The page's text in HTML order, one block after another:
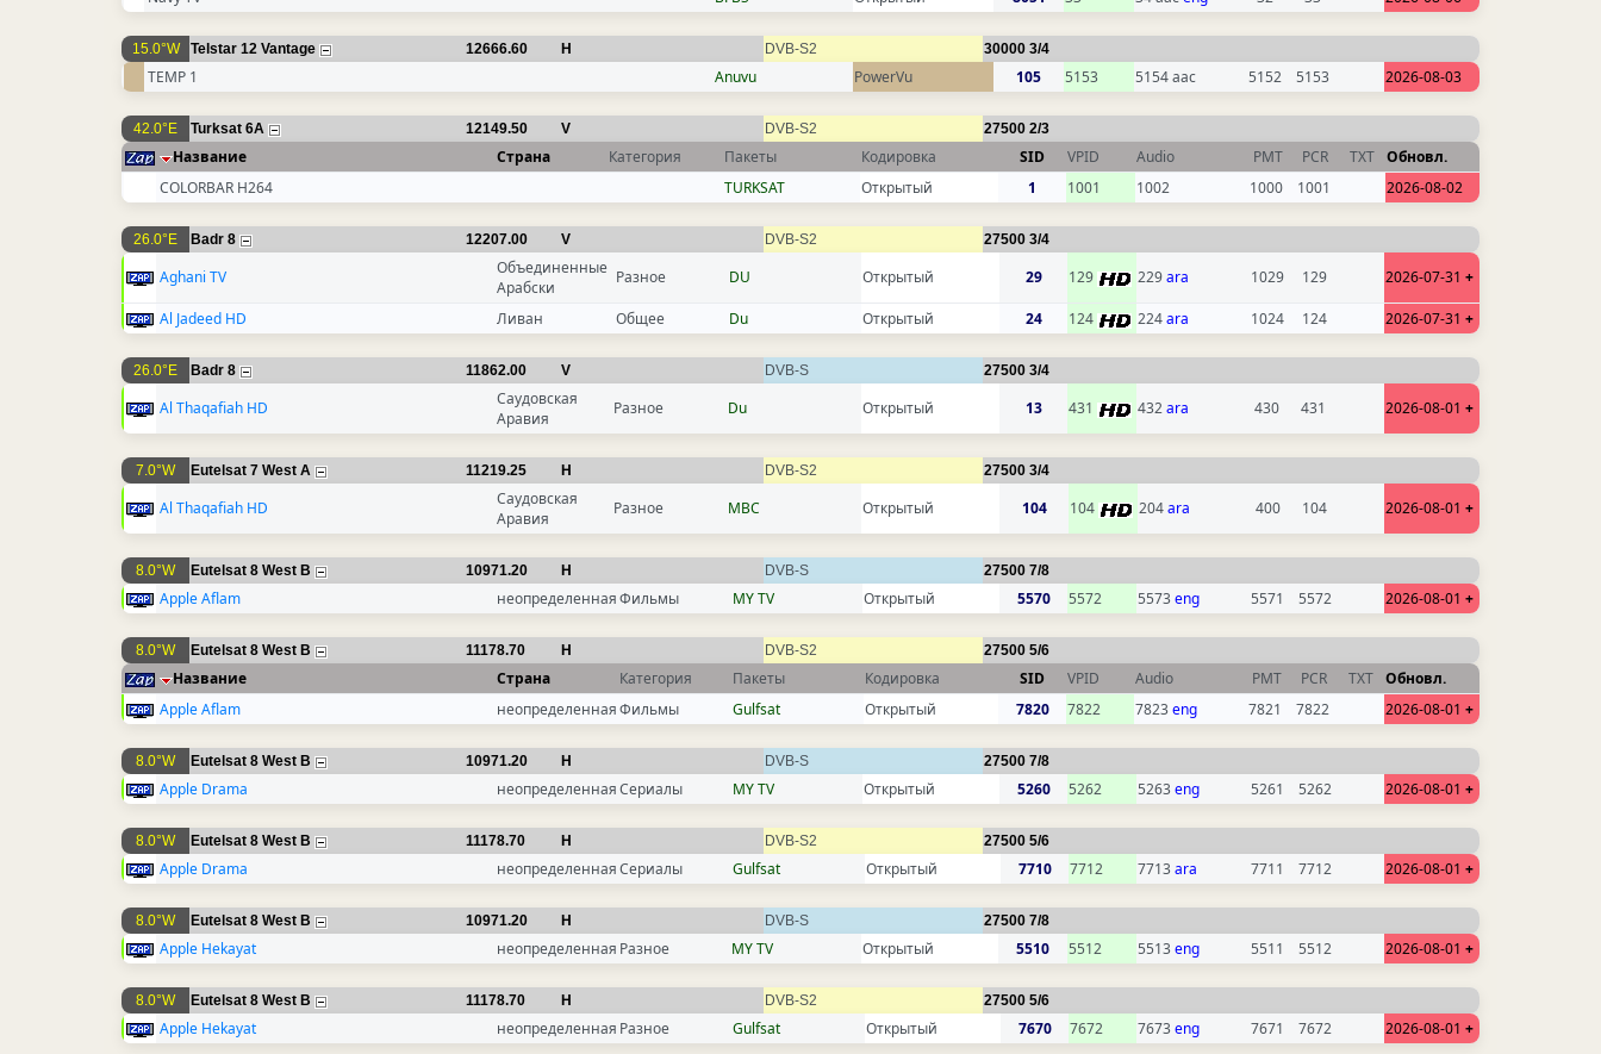
15.0°W Telstar 12 Vantage 12666.60 H DVB-S2 30000 3/4
TEMP 1 Anuvu PowerVu 105 5153 5154 aac 5152 5153 2026-08-03
42.0°E Turksat 6A 12149.50 V DVB-S2 27500 2/3
Название Страна Категория Пакеты Кодировка SID VPID Audio PMT PCR TXT Обновл.
COLORBAR H264
TURKSAT Открытый 1 1001 1002 1000 1001 2026-08-02
26.0°E Badr 8 12207.00 V DVB-S2 27500 3/4
Aghani TV
Объединенные
Арабски
Разное DU Открытый 29 129 229ara 1029 129 2026-07-31 +
Al Jadeed HD Ливан Общее Du Открытый 24 124 224ara 1024 124 2026-07-31 +
26.0°E Badr 8 11862.00 V DVB-S 27500 3/4
Al Thaqafiah HD
Саудовская
Аравия
Разное Du Открытый 13 431 432ara 430 431 2026-08-01 +
7.0°W Eutelsat 7 West A 11219.25 H DVB-S2 27500 3/4
Al Thaqafiah HD
Саудовская
Аравия
Разное MBC Открытый 104 104 204ara 400 104 2026-08-01 +
8.0°W Eutelsat 8 West B 10971.20 H DVB-S 27500 7/8
Apple Aflam неопределеннаяФильмы MY TV Открытый 5570 5572 5573eng 5571 5572 2026-08-01 +
8.0°W Eutelsat 8 West B 11178.70 H DVB-S2 27500 5/6
Название Страна Категория Пакеты Кодировка SID VPID Audio PMT PCR TXT Обновл.
Apple Aflam
неопределеннаяФильмы Gulfsat Открытый 7820 7822 7823eng 7821 7822 2026-08-01 +
8.0°W Eutelsat 8 West B 10971.20 H DVB-S 27500 7/8
Apple Drama неопределеннаяСериалы MY TV Открытый 5260 5262 5263eng 5261 5262 2026-08-01 +
8.0°W Eutelsat 8 West B 11178.70 H DVB-S2 27500 5/6
Apple Drama неопределеннаяСериалы Gulfsat Открытый 7710 7712 7713ara 7711 7712 2026-08-01 +
8.0°W Eutelsat 8 West B 10971.20 H DVB-S 27500 7/8
Apple Hekayat неопределенная Разное MY TV Открытый 5510 5512 5513eng 5511 5512 2026-08-01 +
8.0°W Eutelsat 8 West B 11178.70 H DVB-S2 27500 5/6
Apple Hekayat неопределенная Разное Gulfsat Открытый 7670 7672 7673eng 7671 7672 2026-08-01 +